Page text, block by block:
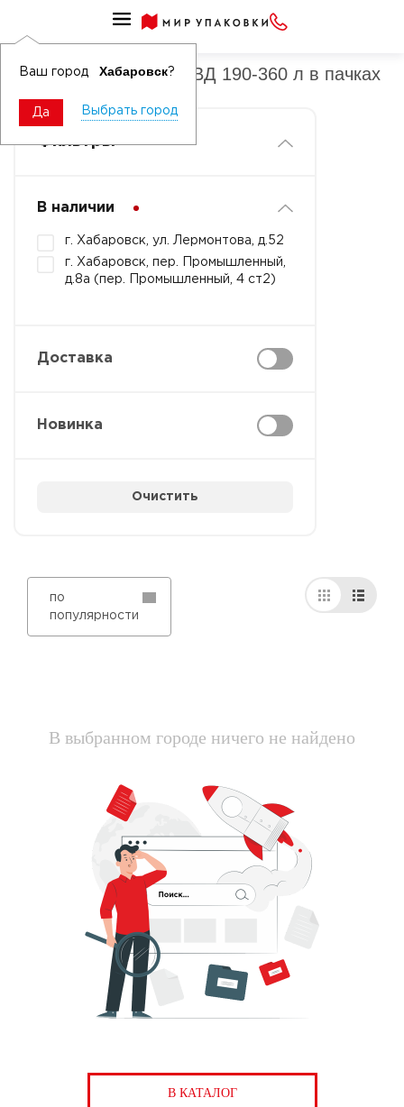
Ваш город Хабаровск?
Да Выбрать город
Мешки для мусора ПВД 190-360 л в пачках
Фильтры
В наличии
г. Хабаровск, ул. Лермонтова, д.52
г. Хабаровск, пер. Промышленный,
д.8а (пер. Промышленный, 4 ст2)
Доставка
Новинка
Очистить
по
популярности
В выбранном городе ничего не найдено
В КАТАЛОГ